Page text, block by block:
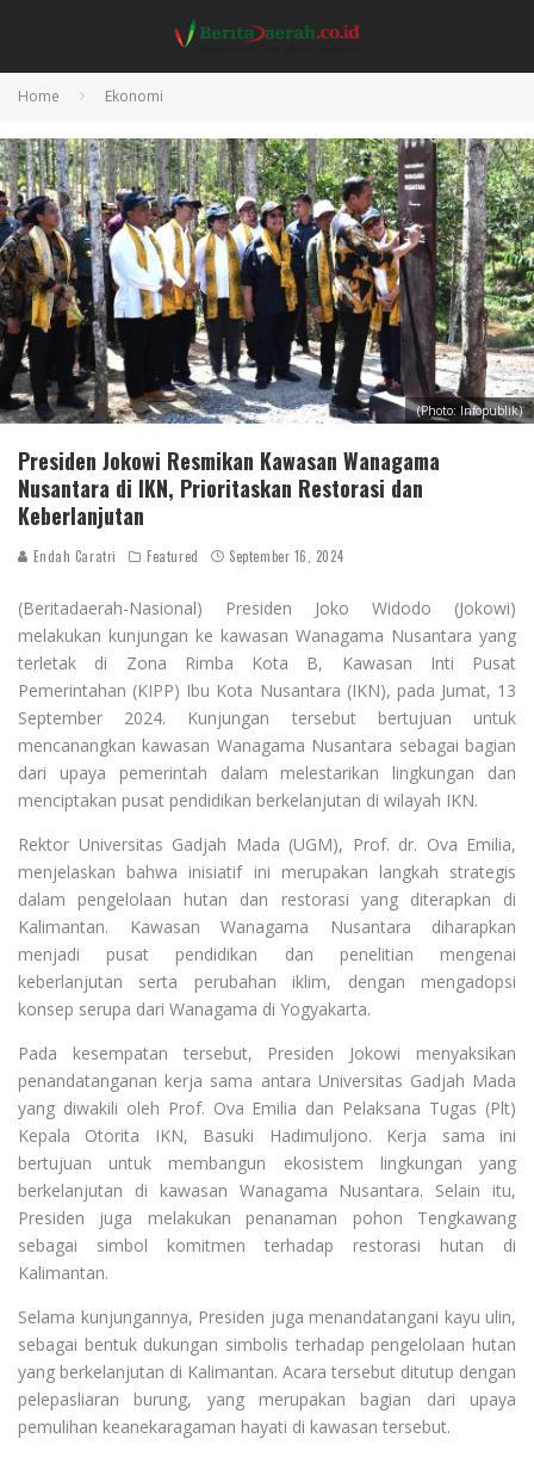
Home Ekonomi
(Photo: Infopublik)
Presiden Jokowi Resmikan Kawasan Wanagama
Nusantara di IKN, Prioritaskan Restorasi dan
Keberlanjutan
Endah Caratri Featured September 16, 2024
(Beritadaerah-Nasional) Presiden Joko Widodo (Jokowi)
melakukan kunjungan ke kawasan Wanagama Nusantara yang
terletak di Zona Rimba Kota B, Kawasan Inti Pusat
Pemerintahan (KIPP) Ibu Kota Nusantara (IKN), pada Jumat, 13
September 2024. Kunjungan tersebut bertujuan untuk
mencanangkan kawasan Wanagama Nusantara sebagai bagian
dari upaya pemerintah dalam melestarikan lingkungan dan
menciptakan pusat pendidikan berkelanjutan di wilayah IKN.
Rektor Universitas Gadjah Mada (UGM), Prof. dr. Ova Emilia,
menjelaskan bahwa inisiatif ini merupakan langkah strategis
dalam pengelolaan hutan dan restorasi yang diterapkan di
Kalimantan. Kawasan Wanagama Nusantara diharapkan
menjadi pusat pendidikan dan penelitian mengenai
keberlanjutan serta perubahan iklim, dengan mengadopsi
konsep serupa dari Wanagama di Yogyakarta.
Pada kesempatan tersebut, Presiden Jokowi menyaksikan
penandatanganan kerja sama antara Universitas Gadjah Mada
yang diwakili oleh Prof. Ova Emilia dan Pelaksana Tugas (Plt)
Kepala Otorita IKN, Basuki Hadimuljono. Kerja sama ini
bertujuan untuk membangun ekosistem lingkungan yang
berkelanjutan di kawasan Wanagama Nusantara. Selain itu,
Presiden juga melakukan penanaman pohon Tengkawang
sebagai simbol komitmen terhadap restorasi hutan di
Kalimantan.
Selama kunjungannya, Presiden juga menandatangani kayu ulin,
sebagai bentuk dukungan simbolis terhadap pengelolaan hutan
yang berkelanjutan di Kalimantan. Acara tersebut ditutup dengan
pelepasliaran burung, yang merupakan bagian dari upaya
pemulihan keanekaragaman hayati di kawasan tersebut.